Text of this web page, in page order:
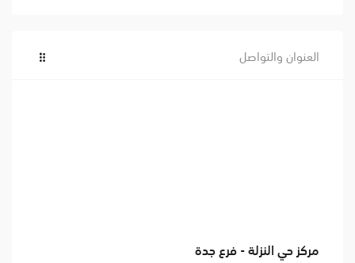
العنوان والتواصل
مركز حي النزلة - فرع جدة